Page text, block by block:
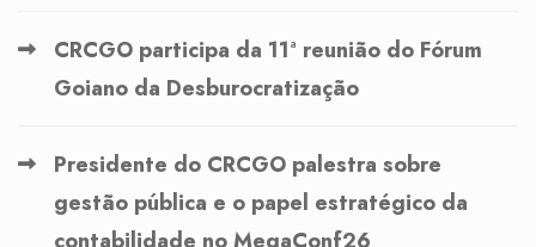
CRCGO participa da 11ª reunião do Fórum
Goiano da Desburocratização
Presidente do CRCGO palestra sobre
gestão pública e o papel estratégico da